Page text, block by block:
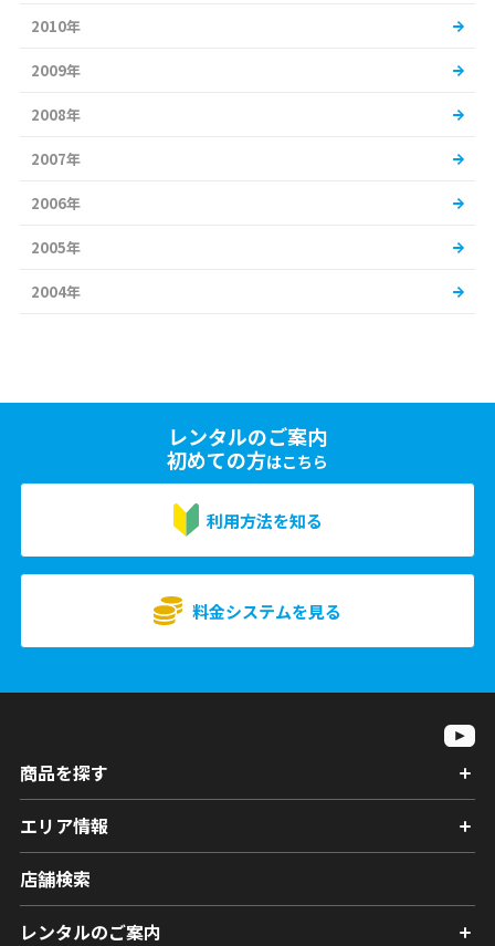
2010年
2009年
2008年
2007年
2006年
2005年
2004年
レンタルのご案内
初めての方はこちら
利用方法を知る
料金システムを見る
商品を探す
エリア情報
店舗検索
レンタルのご案内